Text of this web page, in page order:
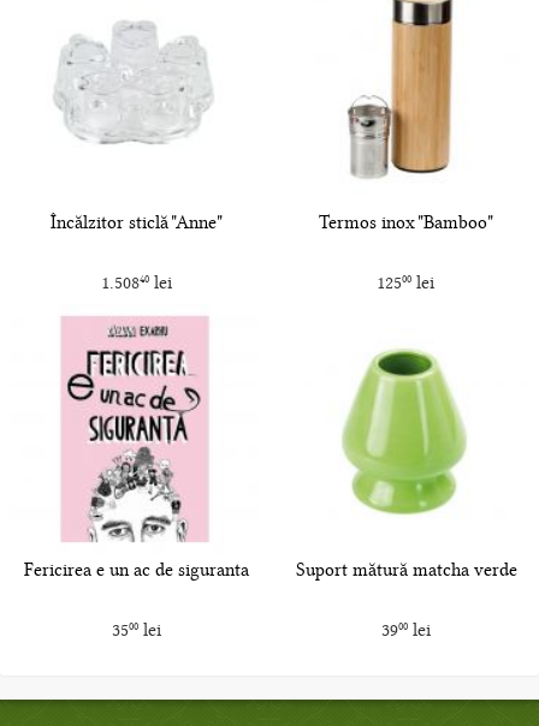
Încălzitor sticlă "Anne"
1.50840lei
Termos inox "Bamboo"
12500 lei
Fericirea e un ac de siguranta
3500lei
Suport mătură matcha verde
3900lei